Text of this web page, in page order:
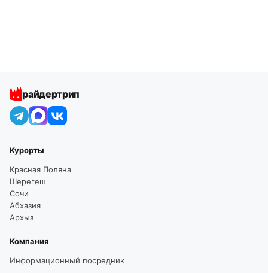
райдертрип
Курорты
Красная Поляна
Шерегеш
Сочи
Абхазия
Архыз
Компания
Информационный посредник